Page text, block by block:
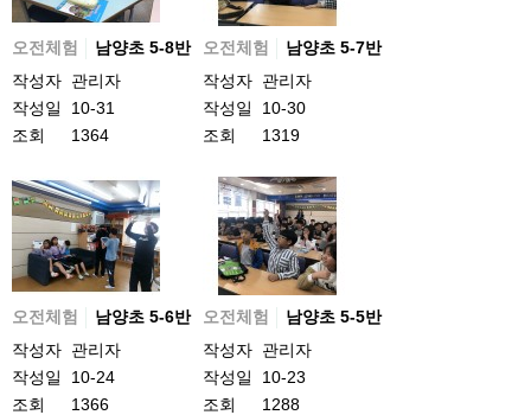
오전체험
남양초 5-8반
작성자 관리자
작성일
10-31
조회
1364
오전체험
남양초 5-7반
작성자 관리자
작성일
10-30
조회
1319
오전체험
남양초 5-6반
작성자 관리자
작성일
10-24
조회
1366
오전체험
남양초 5-5반
작성자 관리자
작성일
10-23
조회
1288